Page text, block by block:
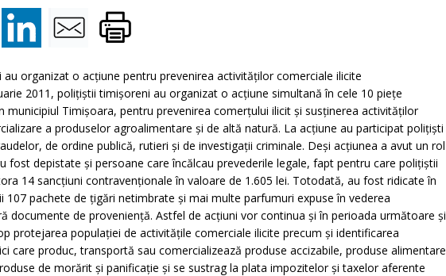
organizat o acţiune pentru prevenirea activităţilor comerciale ilicite
2011, poliţiştii timişoreni au organizat o acţiune simultană în cele 10 pieţe
municipiul Timişoara, pentru prevenirea comerţului ilicit şi susţinerea activităţilor
a produselor agroalimentare şi de altă natură. La acţiune au participat poliţişti
de ordine publică, rutieri şi de investigaţii criminale. Deşi acţiunea a avut un rol
fost depistate şi persoane care încălcau prevederile legale, fapt pentru care poliţiştii
14 sancţiuni contravenţionale în valoare de 1.605 lei. Totodată, au fost ridicate în
107 pachete de ţigări netimbrate şi mai multe parfumuri expuse în vederea
documente de provenienţă. Astfel de acţiuni vor continua şi în perioada următoare şi
protejarea populaţiei de activităţile comerciale ilicite precum şi identificarea
care produc, transportă sau comercializează produse accizabile, produse alimentare
de morărit şi panificaţie şi se sustrag la plata impozitelor şi taxelor aferente